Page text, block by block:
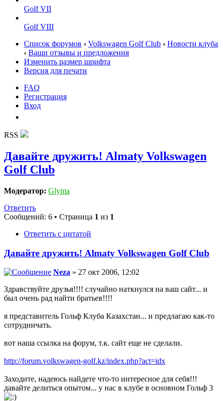
Golf VII
Golf VIII
Список форумов ‹ Volkswagen Golf Club ‹ Новости клуба
‹ Ваши отзывы и предложения
Изменить размер шрифта
Версия для печати
FAQ
Регистрация
Вход
RSS
Давайте дружить! Almaty Volkswagen
Golf Club
Модератор: Glyma
Ответить
Сообщений: 6 • Страница 1 из 1
Ответить с цитатой
Давайте дружить! Almaty Volkswagen Golf Club
Neza » 27 окт 2006, 12:02
Здравствуйте друзья!!!! случайно наткнулся на ваш сайт... и
был очень рад найти братьев!!!!
я представитель Гольф Клуба Казахстан... и предлагаю как-то
сотрудничать.
вот наша ссылка на форум, т.к. сайт еще не сделали.
http://forum.volkswagen-golf.kz/index.php?act=idx
Заходите, надеюсь найдете что-то интересное для себя!!!
давайте делиться опытом... у нас в клубе в основном Гольф 3